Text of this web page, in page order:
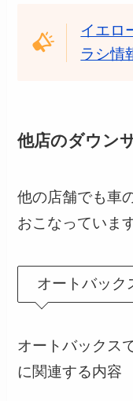
イエロ
ラシ情
他店のダウン
他の店舗でも車
おこなっています
オートバック
オートバックス
に関連する内容